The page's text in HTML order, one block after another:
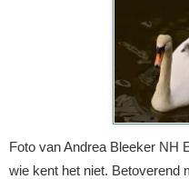
Foto van Andrea Bleeker NH
wie kent het niet. Betoverend